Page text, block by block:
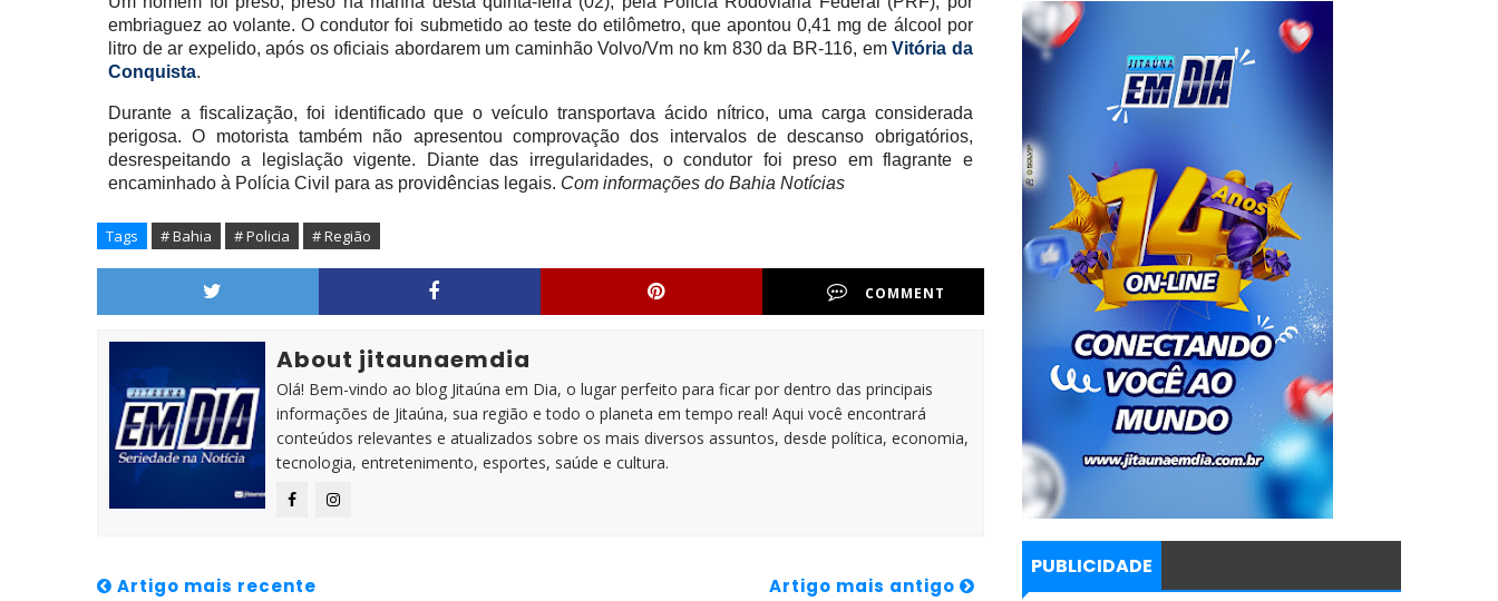
embriaguez ao volante. O condutor foi submetido ao teste do etilômetro, que apontou 0,41 mg de álcool por
litro de ar expelido, após os oficiais abordarem um caminhão Volvo/Vm no km 830 da BR-116, em Vitória da
Conquista.
Durante a fiscalização, foi identificado que o veículo transportava ácido nítrico, uma carga considerada
perigosa. O motorista também não apresentou comprovação dos intervalos de descanso obrigatórios,
desrespeitando a legislação vigente. Diante das irregularidades, o condutor foi preso em flagrante e
encaminhado à Polícia Civil para as providências legais. Com informações do Bahia Notícias
Tags # Bahia # Policia # Região
COMMENT
About jitaunaemdia
Olá! Bem-vindo ao blog Jitaúna em Dia, o lugar perfeito para ficar por dentro das principais
informações de Jitaúna, sua região e todo o planeta em tempo real! Aqui você encontrará
conteúdos relevantes e atualizados sobre os mais diversos assuntos, desde política, economia,
tecnologia, entretenimento, esportes, saúde e cultura.
Artigo mais recente Artigo mais antigo
PUBLICIDADE